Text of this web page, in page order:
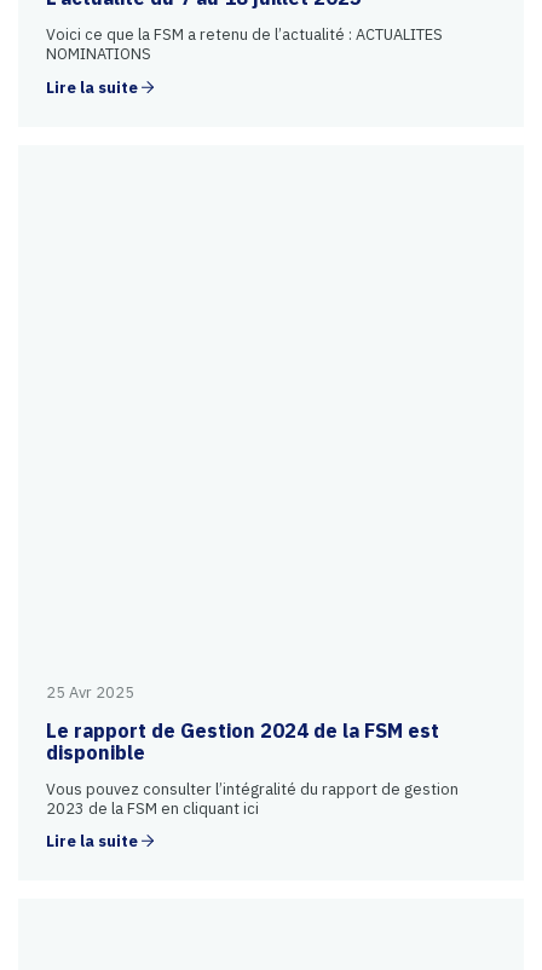
Voici ce que la FSM a retenu de l’actualité : ACTUALITES
NOMINATIONS
Lire la suite
25 Avr 2025
Le rapport de Gestion 2024 de la FSM est
disponible
Vous pouvez consulter l’intégralité du rapport de gestion
2023 de la FSM en cliquant ici
Lire la suite